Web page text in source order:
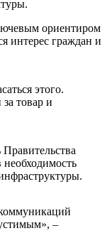
ориентиром
интерес граждан и
этого.
товар и
–